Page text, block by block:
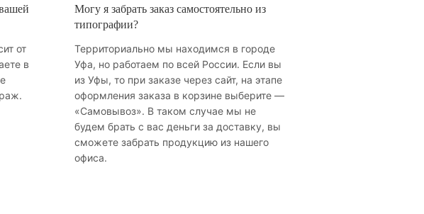
от
в
Могу я забрать заказ самостоятельно из
типографии?
Территориально мы находимся в городе
Уфа, но работаем по всей России. Если вы
из Уфы, то при заказе через сайт, на этапе
оформления заказа в корзине выберите —
«Самовывоз». В таком случае мы не
будем брать с вас деньги за доставку, вы
сможете забрать продукцию из нашего
офиса.